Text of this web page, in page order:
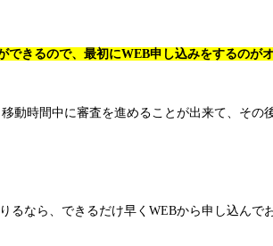
できるので、最初にWEB申し込みをするのが
動時間中に審査を進めることが出来て、その
なら、できるだけ早くWEBから申し込んで